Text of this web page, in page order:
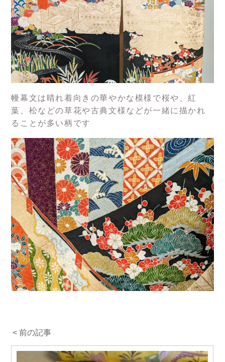
幔幕文は晴れ着向きの華やかな模様で桜や、紅
葉、松などの草花や古典文様などが一緒に描かれ
ることが多い柄です
< 前の記事